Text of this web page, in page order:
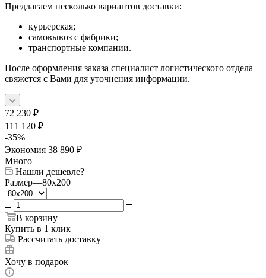
Предлагаем несколько вариантов доставки:
курьерская;
самовывоз с фабрики;
транспортные компании.
После оформления заказа специалист логистического отдела
свяжется с Вами для уточнения информации.
72 230 ₽
111 120 ₽
-35%
Экономия 38 890 ₽
Много
Нашли дешевле?
Размер—80x200
В корзину
Купить в 1 клик
Рассчитать доставку
Хочу в подарок